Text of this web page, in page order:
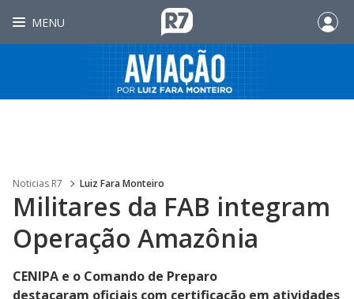
MENU
Noticias R7 Luiz Fara Monteiro
Militares da FAB integram
Operação Amazônia
CENIPA e o Comando de Preparo
destacaram oficiais com certificação em atividades